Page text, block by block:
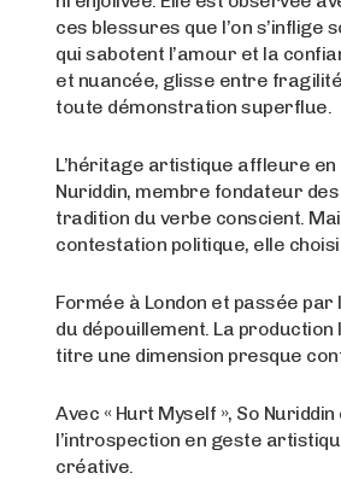
ces blessures que l’on s’inflige
qui sabotent l’amour et la
et nuancée, glisse entre
toute démonstration superflue.
L’héritage artistique affleure
Nuriddin, membre fondateur
tradition du verbe conscient.
contestation politique, elle
Formée à London et passée
du dépouillement. La
titre une dimension presque
Avec « Hurt Myself », So
l’introspection en geste
créative.